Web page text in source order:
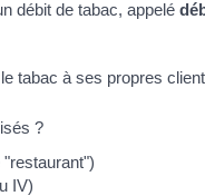
débit de tabac, appelé
tabac à ses propres
?
IV)